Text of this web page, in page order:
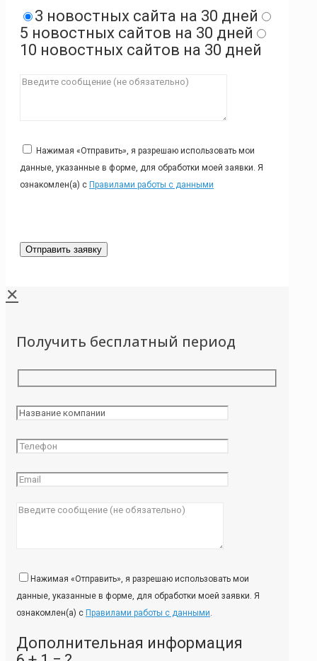
3 новостных сайта на 30 дней
5 новостных сайтов на 30 дней
10 новостных сайтов на 30 дней
Нажимая «Отправить», я разрешаю использовать мои
данные, указанные в форме, для обработки моей заявки. Я
ознакомлен(а) с Правилами работы с данными
✕
Получить бесплатный период
Нажимая «Отправить», я разрешаю использовать мои
данные, указанные в форме, для обработки моей заявки. Я
ознакомлен(а) с Правилами работы с данными.
Дополнительная информация